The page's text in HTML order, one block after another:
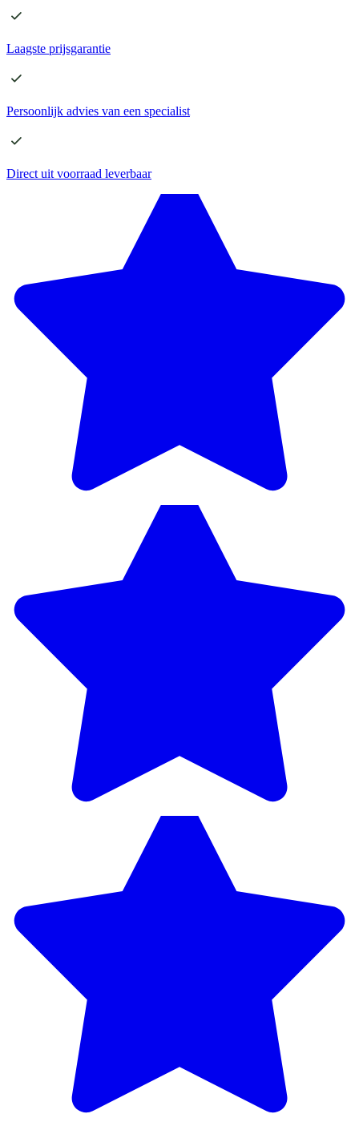
Laagste prijsgarantie
Persoonlijk advies van een specialist
Direct uit voorraad leverbaar